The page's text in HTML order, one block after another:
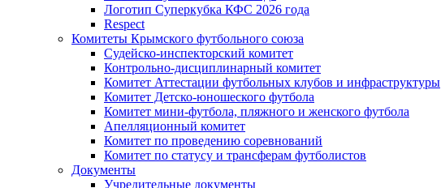
Логотип Суперкубка КФС 2026 года
Respect
Комитеты Крымского футбольного союза
Судейско-инспекторский комитет
Контрольно-дисциплинарный комитет
Комитет Аттестации футбольных клубов и инфраструктуры
Комитет Детско-юношеского футбола
Комитет мини-футбола, пляжного и женского футбола
Апелляционный комитет
Комитет по проведению соревнований
Комитет по статусу и трансферам футболистов
Документы
Учредительные документы